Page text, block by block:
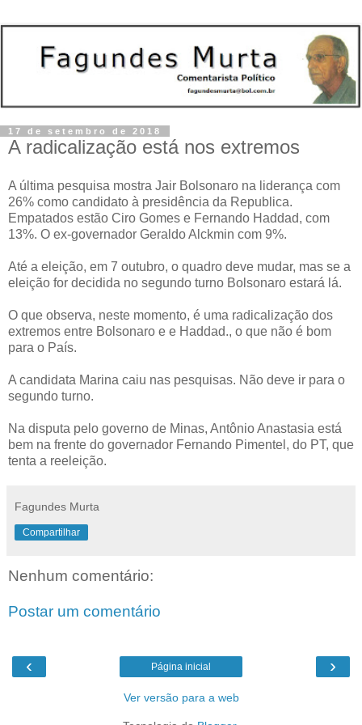
17 de setembro de 2018
A radicalização está nos extremos
A última pesquisa mostra Jair Bolsonaro na liderança com
26% como candidato à presidência da Republica.
Empatados estão Ciro Gomes e Fernando Haddad, com
13%. O ex-governador Geraldo Alckmin com 9%.
Até a eleição, em 7 outubro, o quadro deve mudar, mas se a
eleição for decidida no segundo turno Bolsonaro estará lá.
O que observa, neste momento, é uma radicalização dos
extremos entre Bolsonaro e e Haddad., o que não é bom
para o País.
A candidata Marina caiu nas pesquisas. Não deve ir para o
segundo turno.
Na disputa pelo governo de Minas, Antônio Anastasia está
bem na frente do governador Fernando Pimentel, do PT, que
tenta a reeleição.
Fagundes Murta
Compartilhar
Nenhum comentário:
Postar um comentário
‹ ›
Página inicial
Ver versão para a web